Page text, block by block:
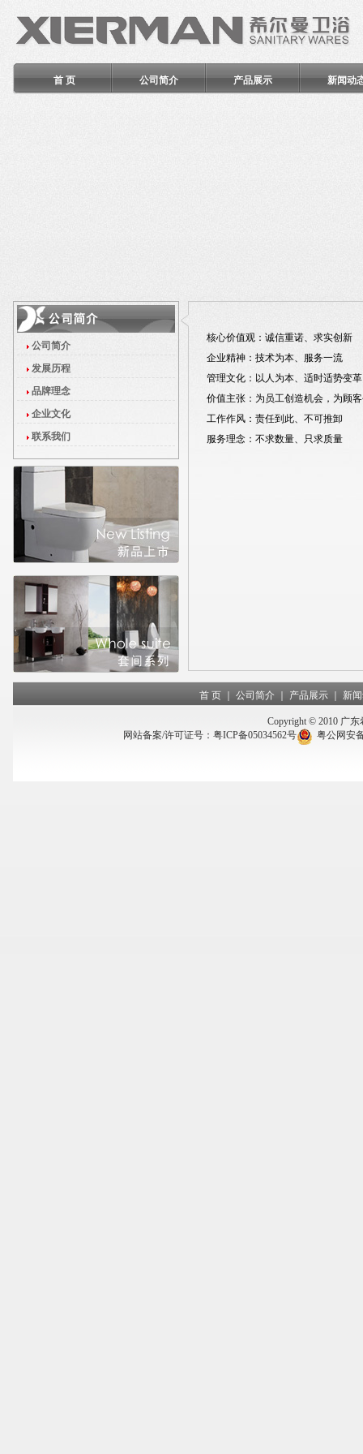
首 页 公司简介 产品展示 新闻动
公司简介
发展历程
品牌理念
企业文化
联系我们
核心价值观：诚信重诺、求实创新
企业精神：技术为本、服务一流
管理文化：以人为本、适时适势变革
价值主张：为员工创造机会，为顾
工作作风：责任到此、不可推卸
服务理念：不求数量、只求质量
首 页｜ 公司简介｜ 产品展示｜ 新
Copyright © 2010 广
网站备案/许可证号： 粤ICP备05034562号 粤公网安